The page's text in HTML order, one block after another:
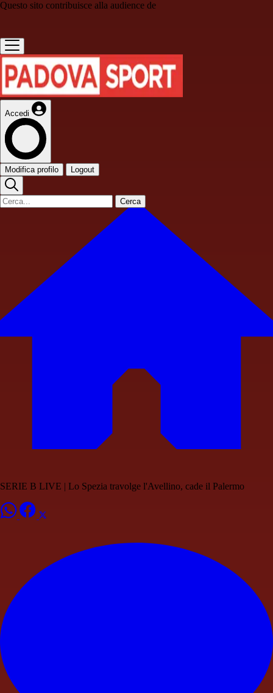
Questo sito contribuisce alla audience de
Accedi
Modifica profilo Logout
Cerca
SERIE B LIVE | Lo Spezia travolge l'Avellino, cade il Palermo